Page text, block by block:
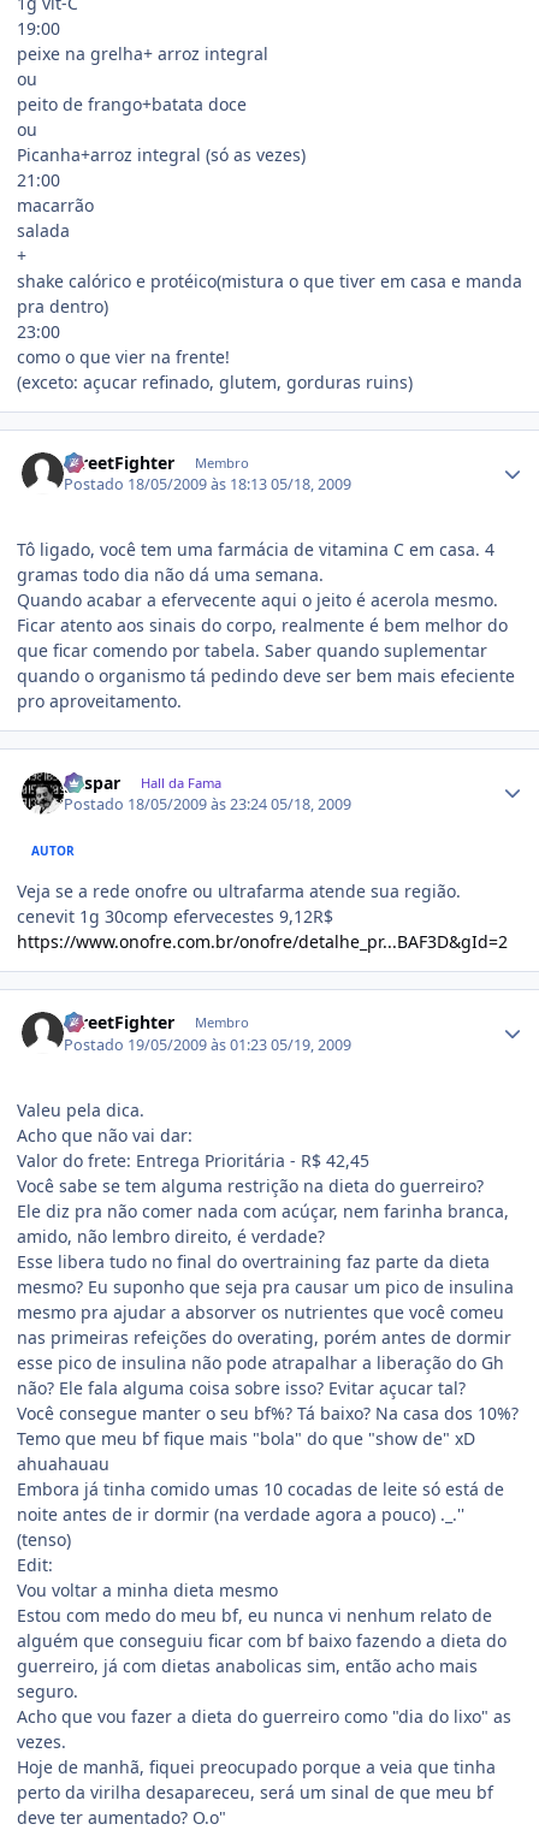
19:00
peixe na grelha+ arroz integral
ou
peito de frango+batata doce
ou
Picanha+arroz integral (só as vezes)
21:00
macarrão
salada
+
shake calórico e protéico(mistura o que tiver em casa e manda
pra dentro)
23:00
como o que vier na frente!
(exceto: açucar refinado, glutem, gorduras ruins)
StreetFighter Membro
Postado 18/05/2009 às 18:1305/18, 2009
Tô ligado, você tem uma farmácia de vitamina C em casa. 4
gramas todo dia não dá uma semana.
Quando acabar a efervecente aqui o jeito é acerola mesmo.
Ficar atento aos sinais do corpo, realmente é bem melhor do
que ficar comendo por tabela. Saber quando suplementar
quando o organismo tá pedindo deve ser bem mais efeciente
pro aproveitamento.
gaspar Hall da Fama
Postado 18/05/2009 às 23:2405/18, 2009
AUTOR
Veja se a rede onofre ou ultrafarma atende sua região.
cenevit 1g 30comp efervecestes 9,12R$
https://www.onofre.com.br/onofre/detalhe_pr...BAF3D&gId=2
StreetFighter Membro
Postado 19/05/2009 às 01:2305/19, 2009
Valeu pela dica.
Acho que não vai dar:
Valor do frete: Entrega Prioritária - R$ 42,45
Você sabe se tem alguma restrição na dieta do guerreiro?
Ele diz pra não comer nada com acúçar, nem farinha branca,
amido, não lembro direito, é verdade?
Esse libera tudo no final do overtraining faz parte da dieta
mesmo? Eu suponho que seja pra causar um pico de insulina
mesmo pra ajudar a absorver os nutrientes que você comeu
nas primeiras refeições do overating, porém antes de dormir
esse pico de insulina não pode atrapalhar a liberação do Gh
não? Ele fala alguma coisa sobre isso? Evitar açucar tal?
Você consegue manter o seu bf%? Tá baixo? Na casa dos 10%?
Temo que meu bf fique mais "bola" do que "show de" xD
ahuahauau
Embora já tinha comido umas 10 cocadas de leite só está de
noite antes de ir dormir (na verdade agora a pouco) ._.''
(tenso)
Edit:
Vou voltar a minha dieta mesmo
Estou com medo do meu bf, eu nunca vi nenhum relato de
alguém que conseguiu ficar com bf baixo fazendo a dieta do
guerreiro, já com dietas anabolicas sim, então acho mais
seguro.
Acho que vou fazer a dieta do guerreiro como "dia do lixo" as
vezes.
Hoje de manhã, fiquei preocupado porque a veia que tinha
perto da virilha desapareceu, será um sinal de que meu bf
deve ter aumentado? O.o"